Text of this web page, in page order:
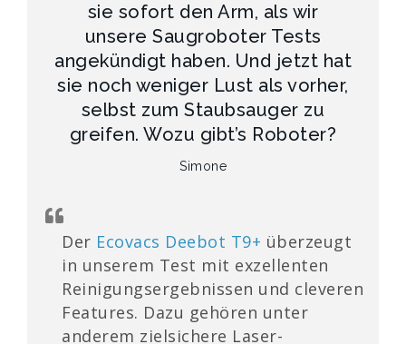
sie sofort den Arm, als wir
unsere Saugroboter Tests
angekündigt haben. Und jetzt hat
sie noch weniger Lust als vorher,
selbst zum Staubsauger zu
greifen. Wozu gibt’s Roboter?
Simone
Der Ecovacs Deebot T9+ überzeugt
in unserem Test mit exzellenten
Reinigungsergebnissen und cleveren
Features. Dazu gehören unter
anderem zielsichere Laser-